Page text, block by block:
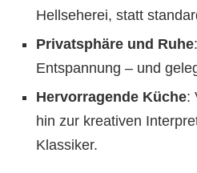
Hellseherei, statt
Privatsphäre und Ruhe
Entspannung – und
Hervorragende Küche:
hin zur kreativen
Klassiker.